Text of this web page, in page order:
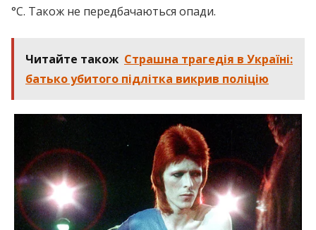
°C. Також не передбачаються опади.
Читайте також Страшна трагедія в Україні:
батько убитого підлітка викрив поліцію